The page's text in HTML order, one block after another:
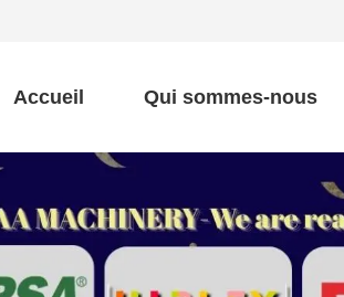
Accueil Qui sommes-nous